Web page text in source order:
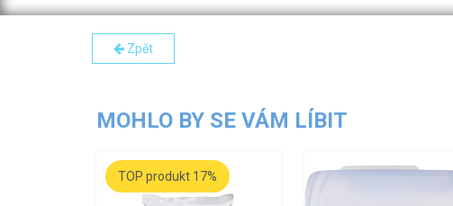
Zpět
MOHLO BY SE VÁM LÍBIT
TOP produkt 17%